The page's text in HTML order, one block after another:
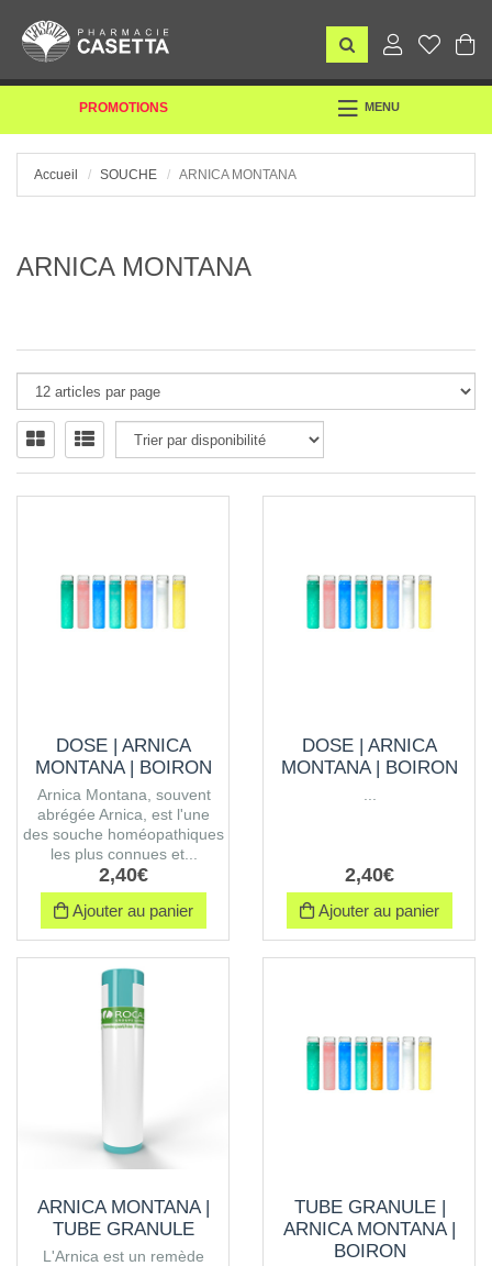
PROMOTIONS
TOGGLE
MENU
Accueil SOUCHE ARNICA MONTANA
ARNICA MONTANA
DOSE | ARNICA
MONTANA | BOIRON
Arnica Montana, souvent
abrégée Arnica, est l'une
des souche homéopathiques
les plus connues et...
2,40€
Ajouter au panier
DOSE | ARNICA
MONTANA | BOIRON
2,40€
Ajouter au panier
ARNICA MONTANA |
TUBE GRANULE
L'Arnica est un remède
TUBE GRANULE |
ARNICA MONTANA |
BOIRON